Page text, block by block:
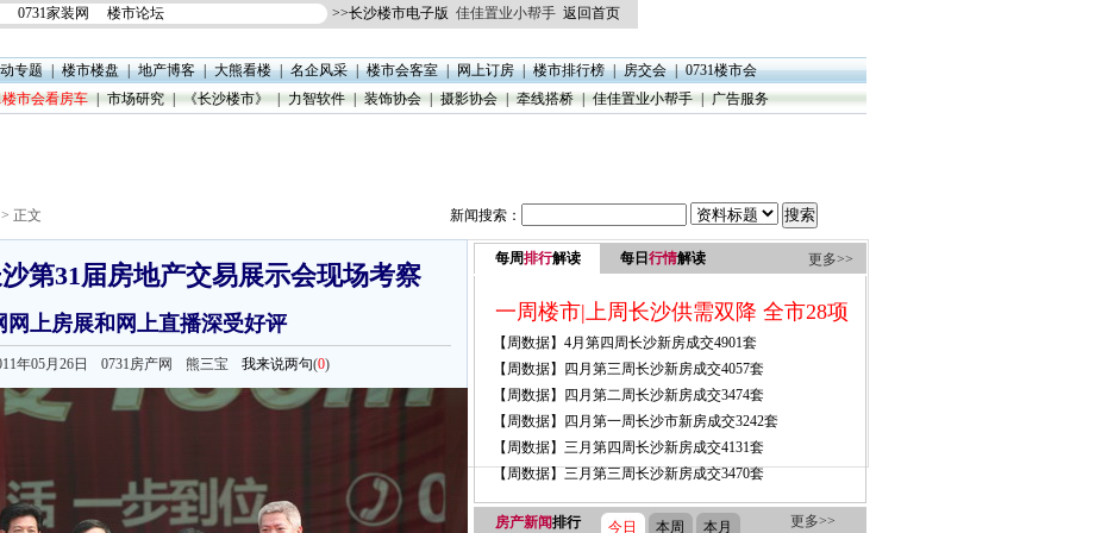
0731家装网 楼市论坛 >>长沙楼市电子版 佳佳置业小帮手 返回首页
专题|楼市楼盘|地产博客|大熊看楼|名企风采|楼市会客室|网上订房|楼市排行榜|房交会|0731楼市会
楼市会看房车 市场研究 《长沙楼市》 力智软件 装饰协会 摄影协会 牵线搭桥 佳佳置业小帮手 广告服务
> 正文 新闻搜索：
第31届房地产交易展示会现场考察
网上房展和网上直播深受好评
年05月26日 0731房产网 熊三宝 我来说两句(0)
每周排行解读 每日 行情解读 更多>>
房产新闻排行 今日 本周 本月 更多>>